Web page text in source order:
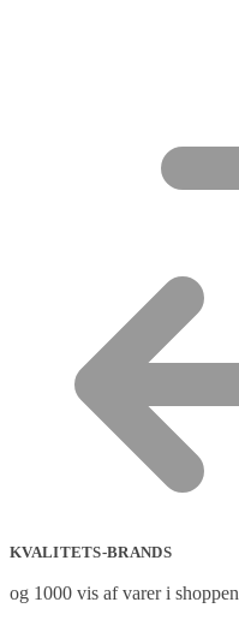
KVALITETS-BRANDS
og 1000 vis af varer i shoppen